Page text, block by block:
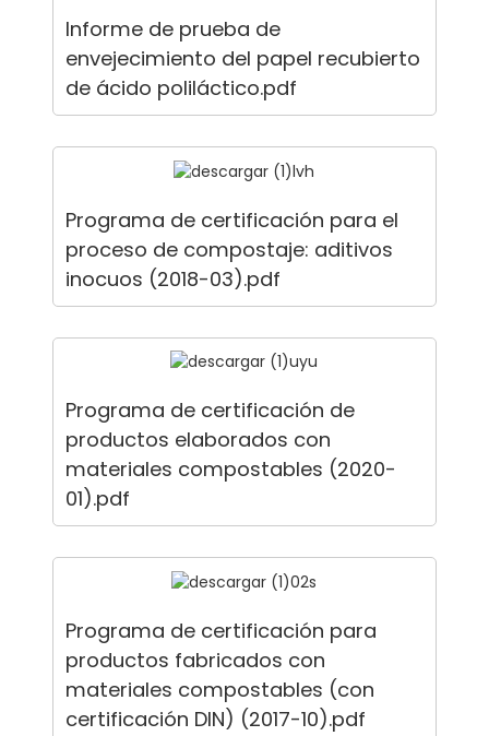
Informe de prueba de
envejecimiento del papel recubierto
de ácido poliláctico.pdf
Programa de certificación para el
proceso de compostaje: aditivos
inocuos (2018-03).pdf
Programa de certificación de
productos elaborados con
materiales compostables (2020-
01).pdf
Programa de certificación para
productos fabricados con
materiales compostables (con
certificación DIN) (2017-10).pdf